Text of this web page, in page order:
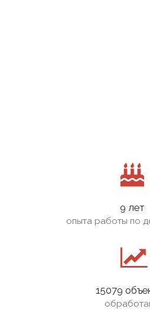
9 лет
опыта работы по
15079